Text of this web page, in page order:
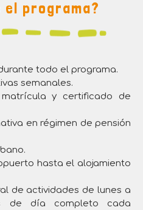
el programa?
todo el programa.
semanales.
y certificado de
en régimen de pensión
hasta el alojamiento
de actividades de lunes a
de día completo cada